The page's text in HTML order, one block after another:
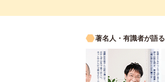
著名人・有識者が語る